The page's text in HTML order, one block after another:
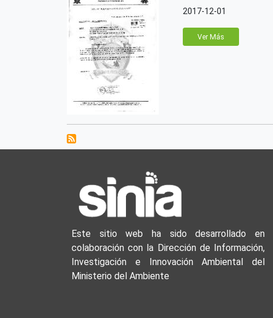
2017-12-01
Ver Más
Este sitio web ha sido desarrollado en
colaboración con la Dirección de Información,
Investigación e Innovación Ambiental del
Ministerio del Ambiente